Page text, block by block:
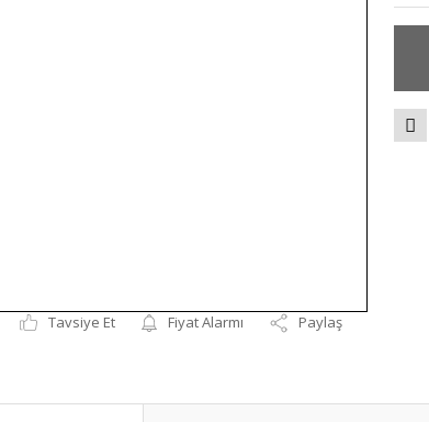
Tavsiye Et Fiyat Alarmı Paylaş